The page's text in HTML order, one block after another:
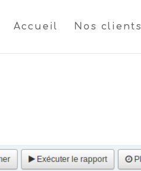
Accueil Nos clients